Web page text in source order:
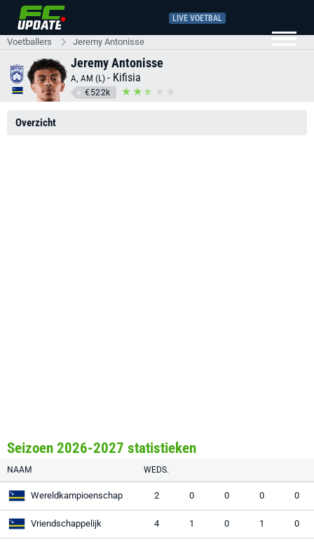
LIVE VOETBAL
Voetballers Jeremy Antonisse
Jeremy Antonisse
A, AM (L) - Kifisia
€522k
Overzicht
Seizoen 2026-2027 statistieken
NAAM WEDS.
Wereldkampioenschap 2 0 0 0 0
Vriendschappelijk 4 1 0 1 0